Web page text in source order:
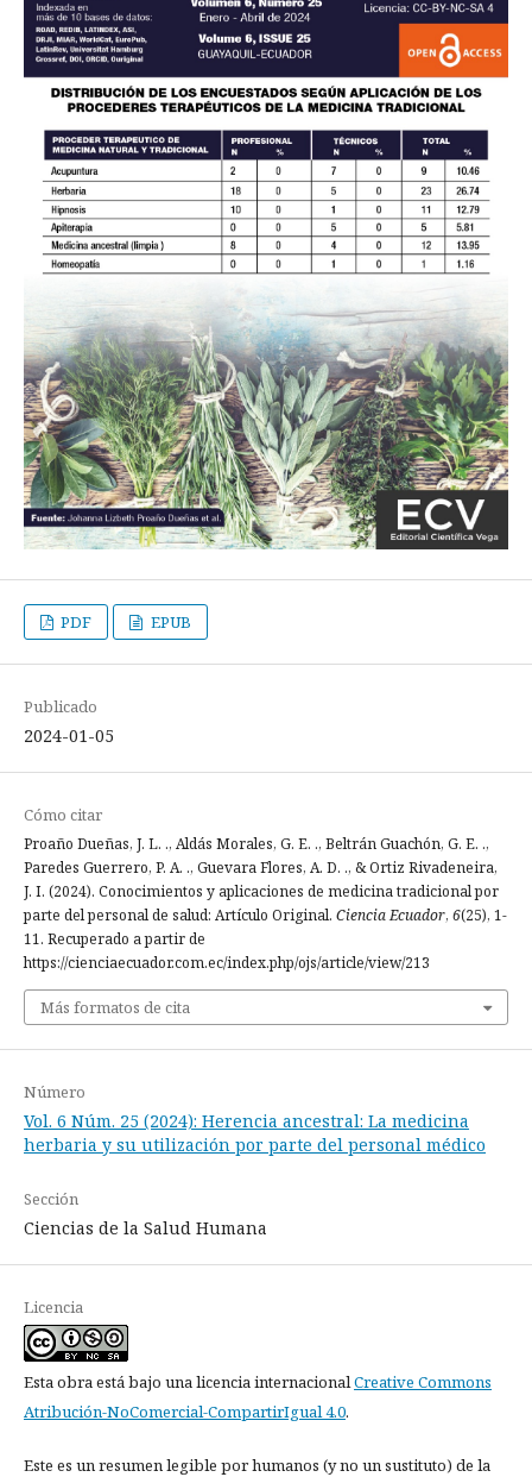
PDF EPUB
Publicado
2024-01-05
Cómo citar
Proaño Dueñas, J. L. ., Aldás Morales, G. E. ., Beltrán Guachón, G. E. .,
Paredes Guerrero, P. A. ., Guevara Flores, A. D. ., & Ortiz Rivadeneira,
J. I. (2024). Conocimientos y aplicaciones de medicina tradicional por
parte del personal de salud: Artículo Original. Ciencia Ecuador, 6(25), 1-
11. Recuperado a partir de
https://cienciaecuador.com.ec/index.php/ojs/article/view/213
Más formatos de cita
Número
Vol. 6 Núm. 25 (2024): Herencia ancestral: La medicina
herbaria y su utilización por parte del personal médico
Sección
Ciencias de la Salud Humana
Licencia
Esta obra está bajo una licencia internacionalCreative Commons
Atribución-NoComercial-CompartirIgual 4.0.
Este es un resumen legible por humanos (y no un sustituto) de la